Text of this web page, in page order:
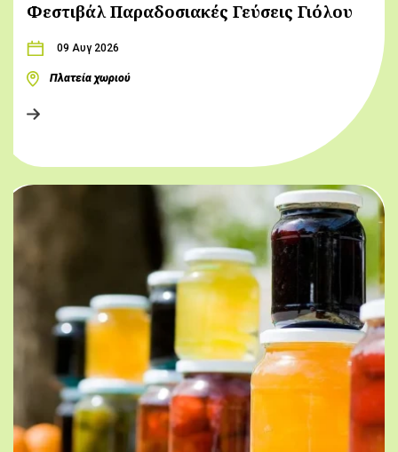
Φεστιβάλ Παραδοσιακές Γεύσεις Γιόλου
09 Αυγ 2026
Πλατεία χωριού